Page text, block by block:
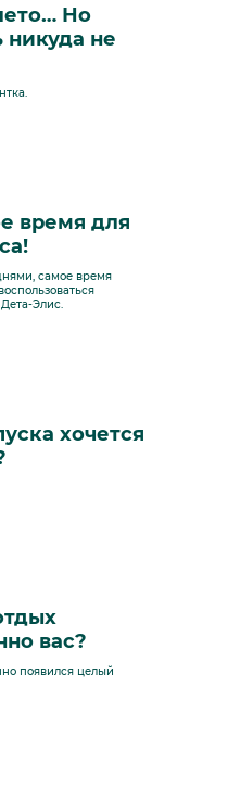
Но
никуда не
время для
самое время
Элис.
хочется
вас?
появился целый